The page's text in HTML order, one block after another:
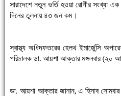
সারাদেশে নতুন ভর্তি হওয়া রোগীর সংখ্যা
দিনের তুলনায় ৪৩ জন কম।
স্বাস্থ্য অধিদফতরের হেলথ ইমার্জেন্সি
পরিচালক ডা. আয়শা আক্তার মঙ্গলবার (২০
ডা. আয়শা আক্তার জানান, এ হিসাব সোমবার